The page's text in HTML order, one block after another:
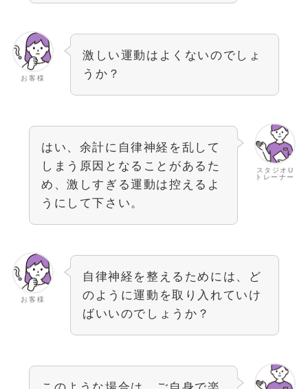
お客様
激しい運動はよくないのでしょ
うか？
スタジオU
トレーナー
はい、余計に自律神経を乱して
しまう原因となることがあるた
め、激しすぎる運動は控えるよ
うにして下さい。
お客様
自律神経を整えるためには、ど
のように運動を取り入れていけ
ばいいのでしょうか？